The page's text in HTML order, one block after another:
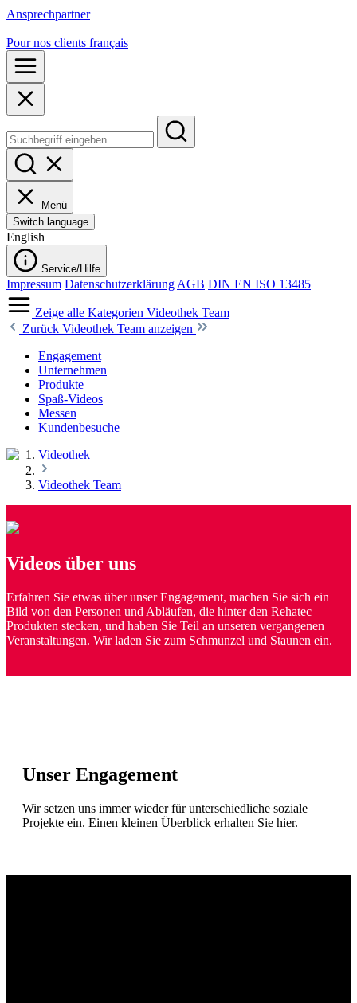
Ansprechpartner
Pour nos clients français
Menü
Switch language
English
Service/Hilfe
Impressum Datenschutzerklärung AGB DIN EN ISO 13485
Zeige alle Kategorien Videothek Team
Zurück Videothek Team anzeigen
Engagement
Unternehmen
Produkte
Spaß-Videos
Messen
Kundenbesuche
Videothek
Videothek Team
Videos über uns
Erfahren Sie etwas über unser Engagement, machen Sie sich ein
Bild von den Personen und Abläufen, die hinter den Rehatec
Produkten stecken, und haben Sie Teil an unseren vergangenen
Veranstaltungen. Wir laden Sie zum Schmunzel und Staunen ein.
Unser Engagement
Wir setzen uns immer wieder für unterschiedliche soziale
Projekte ein. Einen kleinen Überblick erhalten Sie hier.